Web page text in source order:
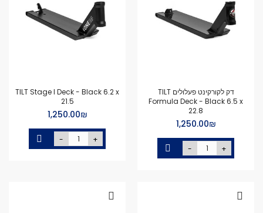
דק לקורקינט פעלולים TILT
Formula Deck - Black 6.5 x
22.8
₪‏1,250.00
- +
TILT Stage I Deck - Black 6.2 x
21.5
₪‏1,250.00
- +